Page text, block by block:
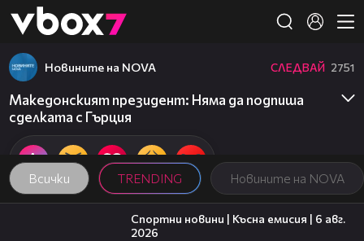
👾
Всички TRENDING Новините на NOVA
Новините на NOVA СЛЕДВАЙ 2751
Македонският президент: Няма да подпиша
сделката с Гърция
04:51
Спортни новини | Късна емисия | 6 авг.
2026